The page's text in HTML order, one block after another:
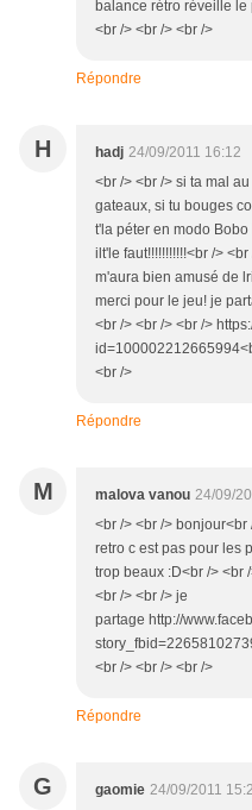
balance rétro réveille le
<br /> <br /> <br />
Répondre
H hadj 24/09/2011 16:12
<br /> <br /> si ta mal
gateaux, si tu bouges
t'la péter en modo
ilt'le faut!!!!!!!!!!!<br />
m'aura bien amusé de
merci pour le jeu! je
<br /> <br /> <br />
<br />
Répondre
M malova vanou 24/09/
<br /> <br /> bonjour<br
retro c est pas pour les
trop beaux :D<br /> <br
<br /> <br /> je
partage http://
<br /> <br /> <br />
Répondre
G gaomie 24/09/2011